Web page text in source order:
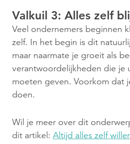
Valkuil 3: Alles zelf
Veel ondernemers beginnen
zelf. In het begin is dit
maar naarmate je groeit als
verantwoordelijkheden die je
moeten geven. Voorkom dat
doen.
Wil je meer over dit
dit artikel: Altijd alles zelf